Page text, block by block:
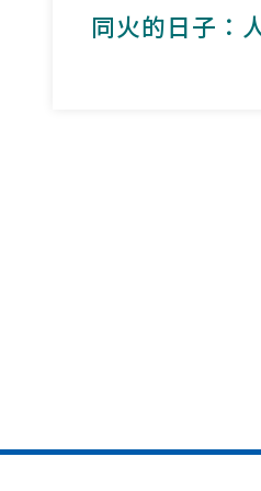
同火的日子：